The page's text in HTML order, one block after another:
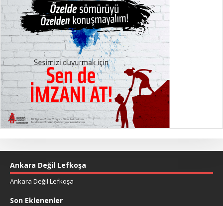
Ankara Değil Lefkoşa
Ankara Değil Lefkoşa
Son Eklenenler